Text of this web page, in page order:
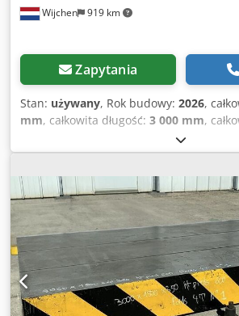
Wijchen 919 km
Zapytania
Stan: używany, Rok budowy: 2026,
mm, całkowita długość: 3 000 mm,
, Kolor: Szary Cena nie
dodatkowego. Crsdpfszry Rdox An Tsf -
- Dostępna dokumentacja: Nie -
Stal hartowana - Długość stołu [mm]:
[mm]: 1500 - Grubość blatu [mm]: 15 -
transportowe: 3000mm x 1500mm x
wys.) Informacje finansowe VAT:
podatku VAT VAT/opodatkowanie
dla przedsiębiorców Dostawa i
możliwe w każdym czasie dla
sektora przemysłowego Lukas van